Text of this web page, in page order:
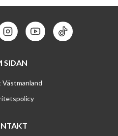
Facebook
Kontakt: Instagram
Kontakt: Youtube
Kontakt: Tik
SIDAN